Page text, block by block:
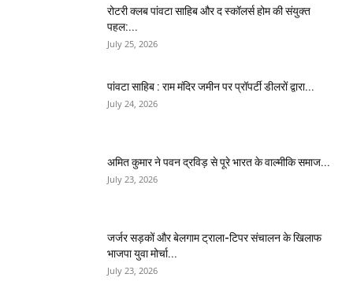
​रोटरी क्लब पांवटा साहिब और द स्कॉलर्स होम की संयुक्त
पहल:...
July 25, 2026
पांवटा साहिब : राम मंदिर जमीन पर प्रॉपर्टी डीलरों द्वारा...
July 24, 2026
अमित कुमार ने पवन द्रविड़ से पूरे भारत के वाल्मीकि समाज...
July 23, 2026
जर्जर सड़कों और बेलगाम ट्राला-टिपर संचालन के खिलाफ
भाजपा युवा मोर्चा...
July 23, 2026